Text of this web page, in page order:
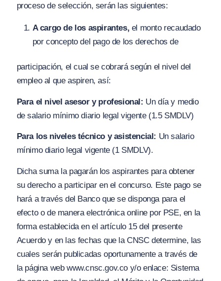
proceso de selección, serán las siguientes:
A cargo de los aspirantes, el monto recaudado
por concepto del pago de los derechos de
participación, el cual se cobrará según el nivel del
empleo al que aspiren, así:
Para el nivel asesor y profesional: Un día y medio
de salario mínimo diario legal vigente (1.5 SMDLV)
Para los niveles técnico y asistencial: Un salario
mínimo diario legal vigente (1 SMDLV).
Dicha suma la pagarán los aspirantes para obtener
su derecho a participar en el concurso. Este pago se
hará a través del Banco que se disponga para el
efecto o de manera electrónica online por PSE, en la
forma establecida en el artículo 15 del presente
Acuerdo y en las fechas que la CNSC determine, las
cuales serán publicadas oportunamente a través de
la página web www.cnsc.gov.co y/o enlace: Sistema